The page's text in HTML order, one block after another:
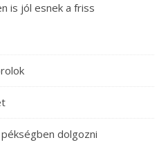
is jól esnek a friss
dolgozni